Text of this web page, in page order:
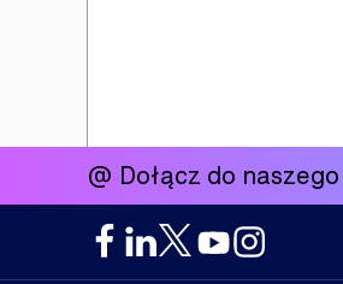
@ Dołącz do naszego